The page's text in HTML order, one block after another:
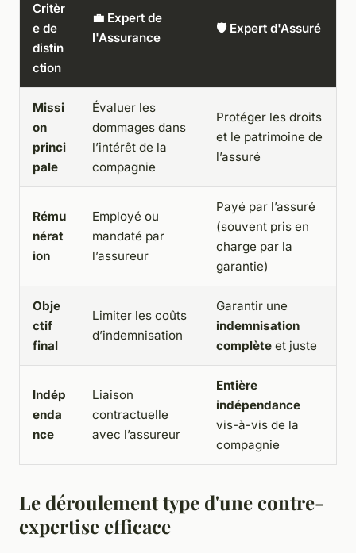
Critèr
e de
distin
ction
💼 Expert de
l'Assurance
🛡️ Expert d'Assuré
Missi
on
princi
pale
Évaluer les
dommages dans
l’intérêt de la
compagnie
Protéger les droits
et le patrimoine de
l’assuré
Rému
nérat
ion
Employé ou
mandaté par
l’assureur
Payé par l’assuré
(souvent pris en
charge par la
garantie)
Obje
ctif
final
Limiter les coûts
d’indemnisation
Garantir une
indemnisation
complète et juste
Indép
enda
nce
Liaison
contractuelle
avec l’assureur
Entière
indépendance
vis-à-vis de la
compagnie
Le déroulement type d'une contre-
expertise efficace